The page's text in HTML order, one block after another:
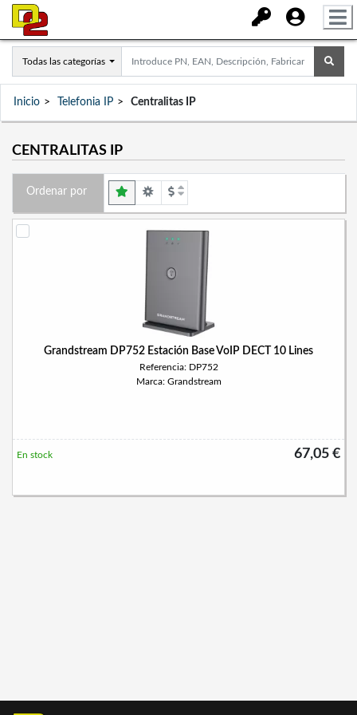
Todas las categorías
Inicio Telefonia IP Centralitas IP
CENTRALITAS IP
Ordenar por
Grandstream DP752 Estación Base VoIP DECT 10 Lines
Referencia: DP752
Marca: Grandstream
67,05 €
En stock